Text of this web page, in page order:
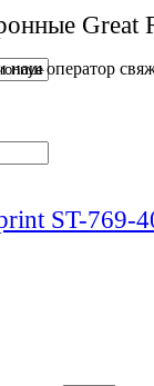
Great
оператор
ST-769-